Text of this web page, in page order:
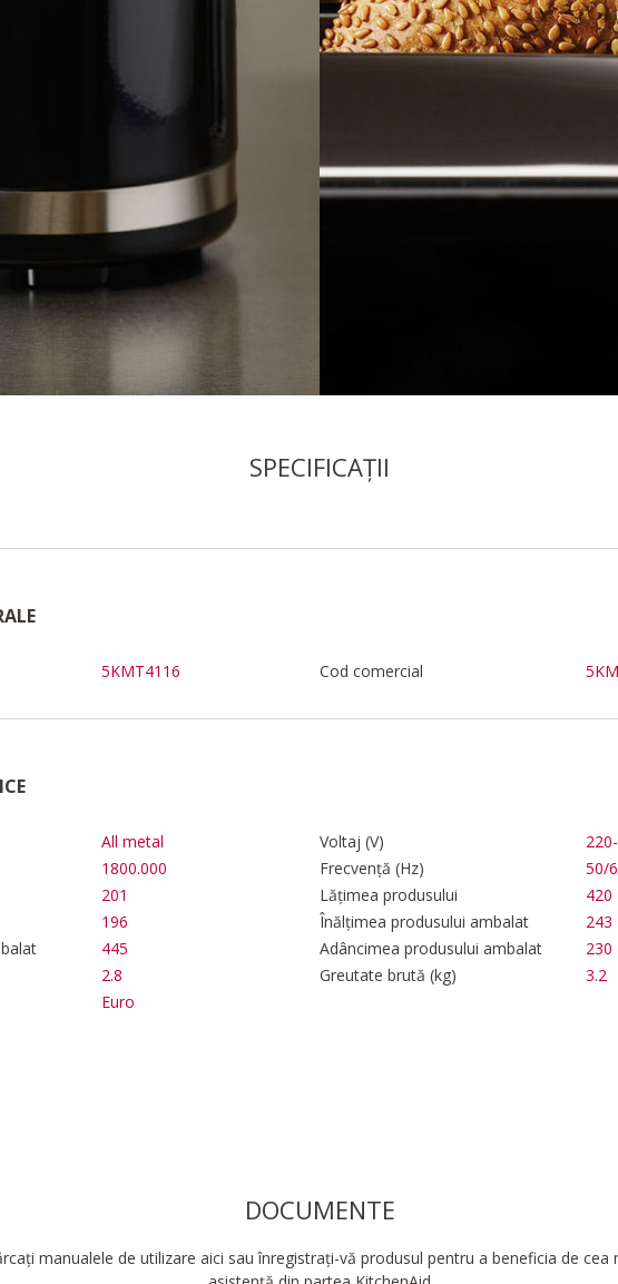
SPECIFICAȚII
5KMT4116 Cod comercial
All metal Voltaj (V)
1800.000 Frecvență (Hz)
50/
201 Lățimea produsului
420
196 Înălțimea produsului ambalat
243
445 Adâncimea produsului ambalat
230
2.8 Greutate brută (kg)
3.2
Euro
DOCUMENTE
manualele de utilizare aici sau înregistrați-vă produsul pentru a beneficia de cea